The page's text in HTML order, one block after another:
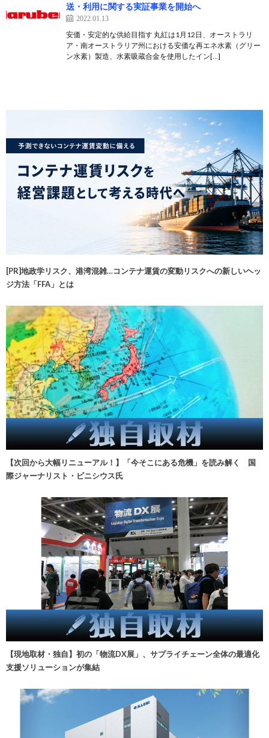
送・利用に関する実証事業を開始へ
2022.01.13
安価・安定的な供給目指す 丸紅は1月12日、オーストラリ
ア・南オーストラリア州における安価な再エネ水素（グリー
ン水素）製造、水素吸蔵合金を使用したイン[…]
[PR]地政学リスク、港湾混雑…コンテナ運賃の変動リスクへの新しいヘッ
ジ方法「FFA」とは
【次回から大幅リニューアル！】「今そこにある危機」を読み解く 国
際ジャーナリスト・ビニシウス氏
【現地取材・独自】初の「物流DX展」、サプライチェーン全体の最適化
支援ソリューションが集結